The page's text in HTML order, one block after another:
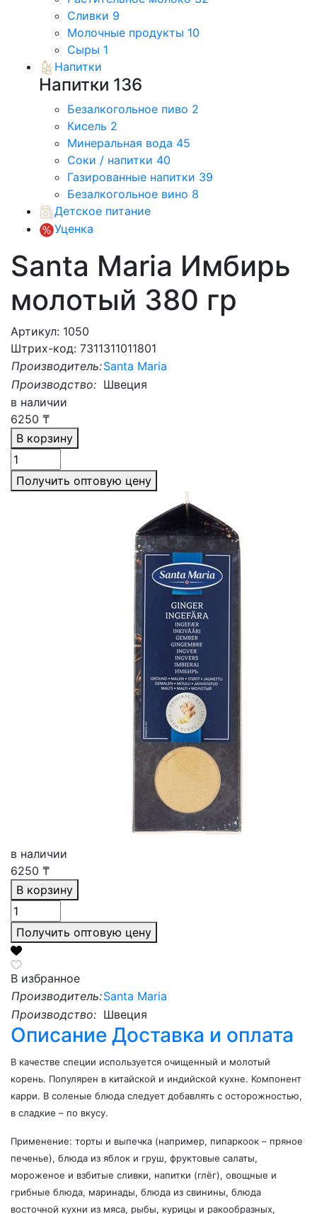
Сливки 9
Молочные продукты 10
Сыры 1
Напитки
Напитки 136
Безалкогольное пиво 2
Кисель 2
Минеральная вода 45
Соки / напитки 40
Газированные напитки 39
Безалкогольное вино 8
Детское питание
Уценка
Santa Maria Имбирь
молотый 380 гр
Артикул: 1050
Штрих-код: 7311311011801
Производитель:Santa Maria
Производство: Швеция
в наличии
6250 ₸
В корзину
Получить оптовую цену
в наличии
6250 ₸
В корзину
Получить оптовую цену
В избранное
Производитель:Santa Maria
Производство: Швеция
Описание Доставка и оплата
В качестве специи используется очищенный и молотый
корень. Популярен в китайской и индийской кухне. Компонент
карри. В соленые блюда следует добавлять с осторожностью,
в сладкие – по вкусу.
Применение: торты и выпечка (например, пипаркоок – пряное
печенье), блюда из яблок и груш, фруктовые салаты,
мороженое и взбитые сливки, напитки (глёг), овощные и
грибные блюда, маринады, блюда из свинины, блюда
восточной кухни из мяса, рыбы, курицы и ракообразных,